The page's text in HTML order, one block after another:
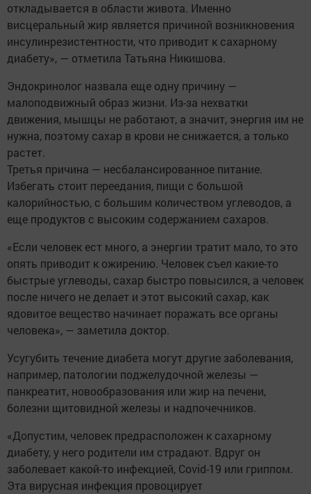
откладывается в области живота. Именно
висцеральный жир является причиной возникновения
инсулинрезистентности, что приводит к сахарному
диабету», — отметила Татьяна Никишова.
Эндокринолог назвала еще одну причину —
малоподвижный образ жизни. Из-за нехватки
движения, мышцы не работают, а значит, энергия им не
нужна, поэтому сахар в крови не снижается, а только
растет.
Третья причина — несбалансированное питание.
Избегать стоит переедания, пищи с большой
калорийностью, с большим количеством углеводов, а
еще продуктов с высоким содержанием сахаров.
«Если человек ест много, а энергии тратит мало, то это
опять приводит к ожирению. Человек съел какие-то
быстрые углеводы, сахар быстро повысился, а человек
после ничего не делает и этот высокий сахар, как
ядовитое вещество начинает поражать все органы
человека», — заметила доктор.
Усугубить течение диабета могут другие заболевания,
например, патологии поджелудочной железы —
панкреатит, новообразования или жир на печени,
болезни щитовидной железы и надпочечников.
«Допустим, человек предрасположен к сахарному
диабету, у него родители им страдают. Вдруг он
заболевает какой-то инфекцией, Covid-19 или гриппом.
Эта вирусная инфекция провоцирует